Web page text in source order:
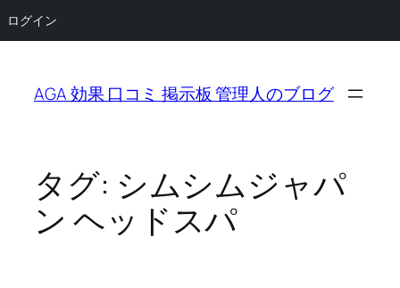
ログイン
AGA 効果 口コミ 掲示板 管理人のブログ
タグ: シムシムジャパ
ン ヘッドスパ